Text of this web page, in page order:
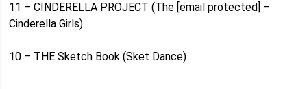
11 – CINDERELLA PROJECT (The [email protected] –
Cinderella Girls)
10 – THE Sketch Book (Sket Dance)